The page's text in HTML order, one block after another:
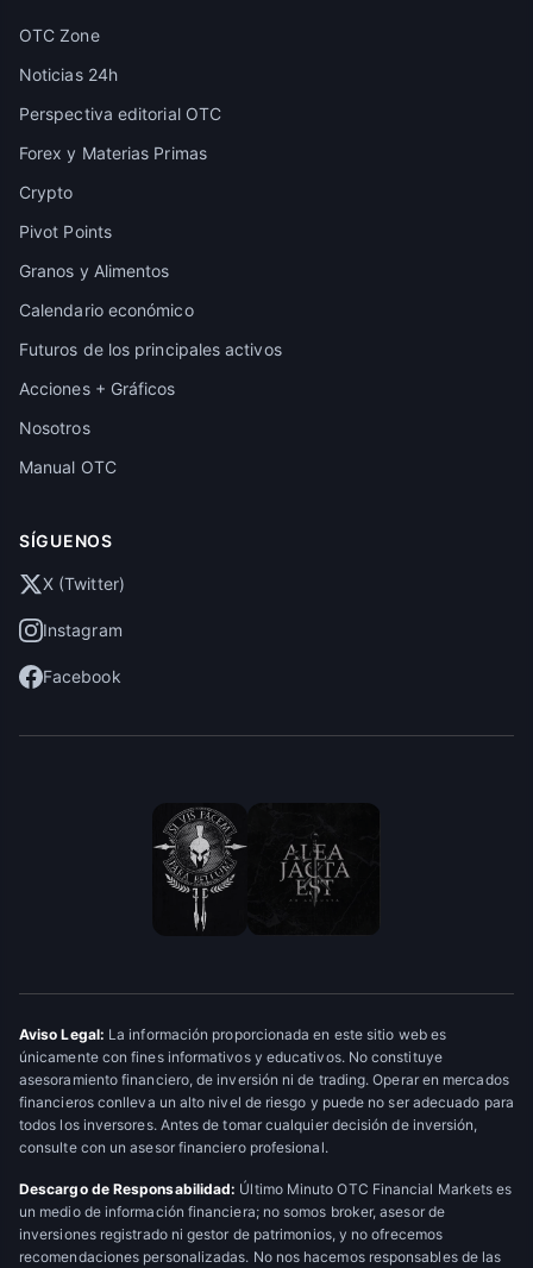
OTC Zone
Noticias 24h
Perspectiva editorial OTC
Forex y Materias Primas
Crypto
Pivot Points
Granos y Alimentos
Calendario económico
Futuros de los principales activos
Acciones + Gráficos
Nosotros
Manual OTC
SÍGUENOS
X (Twitter)
Instagram
Facebook
Aviso Legal: La información proporcionada en este sitio web es
únicamente con fines informativos y educativos. No constituye
asesoramiento financiero, de inversión ni de trading. Operar en mercados
financieros conlleva un alto nivel de riesgo y puede no ser adecuado para
todos los inversores. Antes de tomar cualquier decisión de inversión,
consulte con un asesor financiero profesional.
Descargo de Responsabilidad: Último Minuto OTC Financial Markets es
un medio de información financiera; no somos broker, asesor de
inversiones registrado ni gestor de patrimonios, y no ofrecemos
recomendaciones personalizadas. No nos hacemos responsables de las